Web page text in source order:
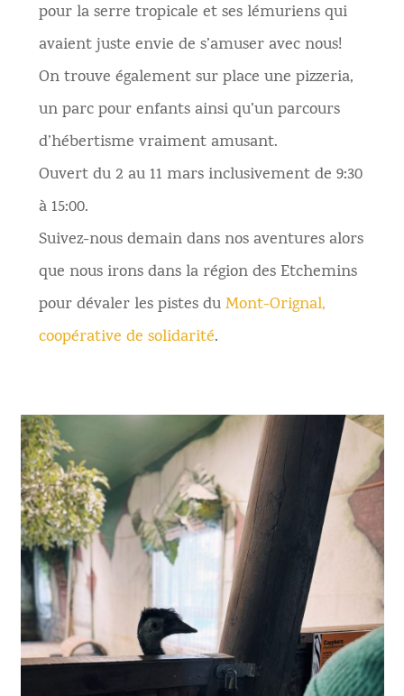
pour la serre tropicale et ses lémuriens qui
avaient juste envie de s’amuser avec nous!
On trouve également sur place une pizzeria,
un parc pour enfants ainsi qu’un parcours
d’hébertisme vraiment amusant.
Ouvert du 2 au 11 mars inclusivement de 9:30
à 15:00.
Suivez-nous demain dans nos aventures alors
que nous irons dans la région des Etchemins
pour dévaler les pistes duMont-Orignal,
coopérative de solidarité.